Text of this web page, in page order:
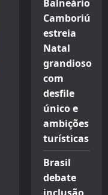
Balneário
Camboriú
estreia
Natal
grandioso
com
desfile
único e
ambições
turísticas
Brasil
debate